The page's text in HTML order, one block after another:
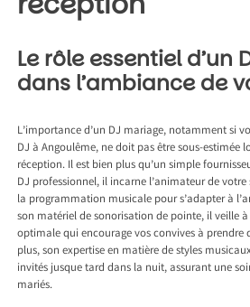
Le rôle essentiel d’un
dans l’ambiance de
L’importance d’un DJ mariage, notamment si
DJ à Angoulême, ne doit pas être sous-estimée
réception. Il est bien plus qu’un simple
DJ professionnel, il incarne l’animateur de
la programmation musicale pour s’adapter à
son matériel de sonorisation de pointe, il veille
optimale qui encourage vos convives à prendre
plus, son expertise en matière de styles
invités jusque tard dans la nuit, assurant une
mariés.